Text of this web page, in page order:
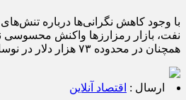
با وجود کاهش نگرانی‌ها درباره
نفت، بازار رمزارز‌ها واکنش محسوسی
همچنان در محدوده ۷۳ هزار دلار در نوسان ماند.
ارسال : اقتصاد آنلاین